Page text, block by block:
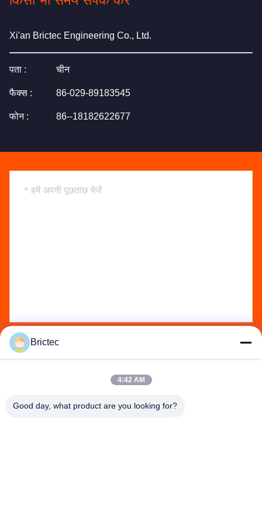
Xi'an Brictec Engineering Co., Ltd.
पता : चीन
फैक्स : 86-029-89183545
फोन : 86--18182622677
Brictec
4:42 AM
Good day, what product are you looking for?